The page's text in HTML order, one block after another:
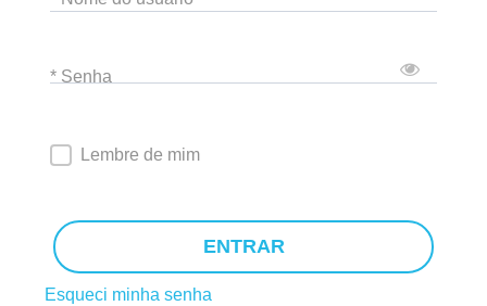
* Senha
Lembre de mim
ENTRAR
Esqueci minha senha